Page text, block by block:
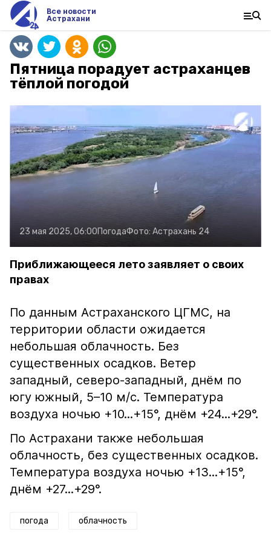
Все новости
Астрахани
Пятница порадует астраханцев
тёплой погодой
23 мая 2025, 06:00ПогодаФото: Астрахань 24
Приближающееся лето заявляет о своих
правах
По данным Астраханского ЦГМС, на
территории области ожидается
небольшая облачность. Без
существенных осадков. Ветер
западный, северо-западный, днём по
югу южный, 5–10 м/с. Температура
воздуха ночью +10...+15°, днём +24...+29°.
По Астрахани также небольшая
облачность, без существенных осадков.
Температура воздуха ночью +13...+15°,
днём +27...+29°.
погода облачность